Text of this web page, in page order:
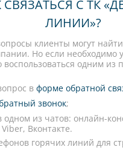
СВЯЗАТЬСЯ С ТК
ЛИНИИ»?
клиенты могут
Но если необходимо
одним из
в форме обратной
звонок;
одном из чатов: онлайн-
Viber, Вконтакте.
горячих линий для